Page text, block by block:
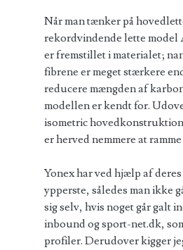
Når man tænker på
rekordvindende lette model
er fremstillet i materialet;
fibrene er meget stærkere
reducere mængden af
modellen er kendt for.
isometric
er herved nemmere at
Yonex har ved hjælp af
ypperste, således man ikke
sig selv, hvis noget går galt
inbound og sport-net.dk,
profiler. Derudover kigger